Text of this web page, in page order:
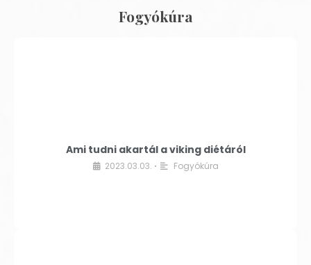
Fogyókúra
Ami tudni akartál a viking diétáról
2023.03.03. • Fogyókúra